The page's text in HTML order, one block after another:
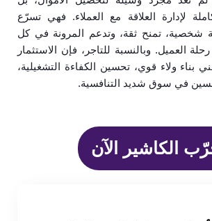
لإدارة العلاقة مع العملاء. فهي تسرّع
شخصية، تمنح ثقة، وتدعم المرونة في كل
العميل. وبالنسبة للتاجر، فإن الاستثمار
بناء ولاء قوي، تحسين الكفاءة التشغيلية،
في سوق شديد التنافسية.
الكاشير الآن